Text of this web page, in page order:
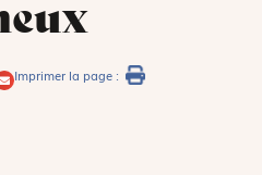
Imprimer la page :